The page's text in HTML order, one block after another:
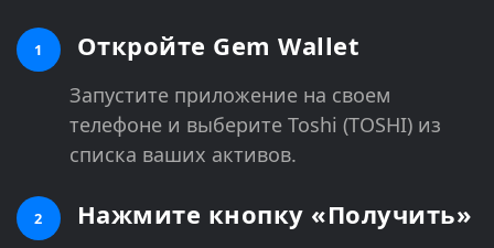
1 Откройте Gem Wallet
Запустите приложение на своем
телефоне и выберите Toshi (TOSHI) из
списка ваших активов.
2 Нажмите кнопку «Получить»